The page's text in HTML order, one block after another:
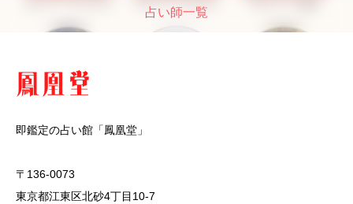
占い師一覧
即鑑定の占い館「鳳凰堂」
〒136-0073
東京都江東区北砂4丁目10-7